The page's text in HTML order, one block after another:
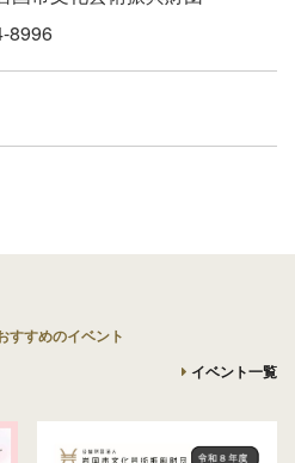
8996
すすめのイベント
イベント一覧